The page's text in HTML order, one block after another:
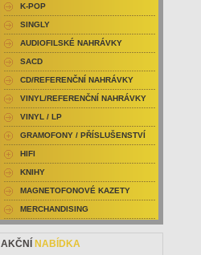
K-POP
SINGLY
AUDIOFILSKÉ NAHRÁVKY
SACD
CD/REFERENČNÍ NAHRÁVKY
VINYL/REFERENČNÍ NAHRÁVKY
VINYL / LP
GRAMOFONY / PŘÍSLUŠENSTVÍ
HIFI
KNIHY
MAGNETOFONOVÉ KAZETY
MERCHANDISING
AKČNÍ NABÍDKA